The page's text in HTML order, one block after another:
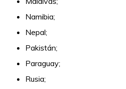
Namibia;
Nepal;
Pakistán;
Paraguay;
Rusia;